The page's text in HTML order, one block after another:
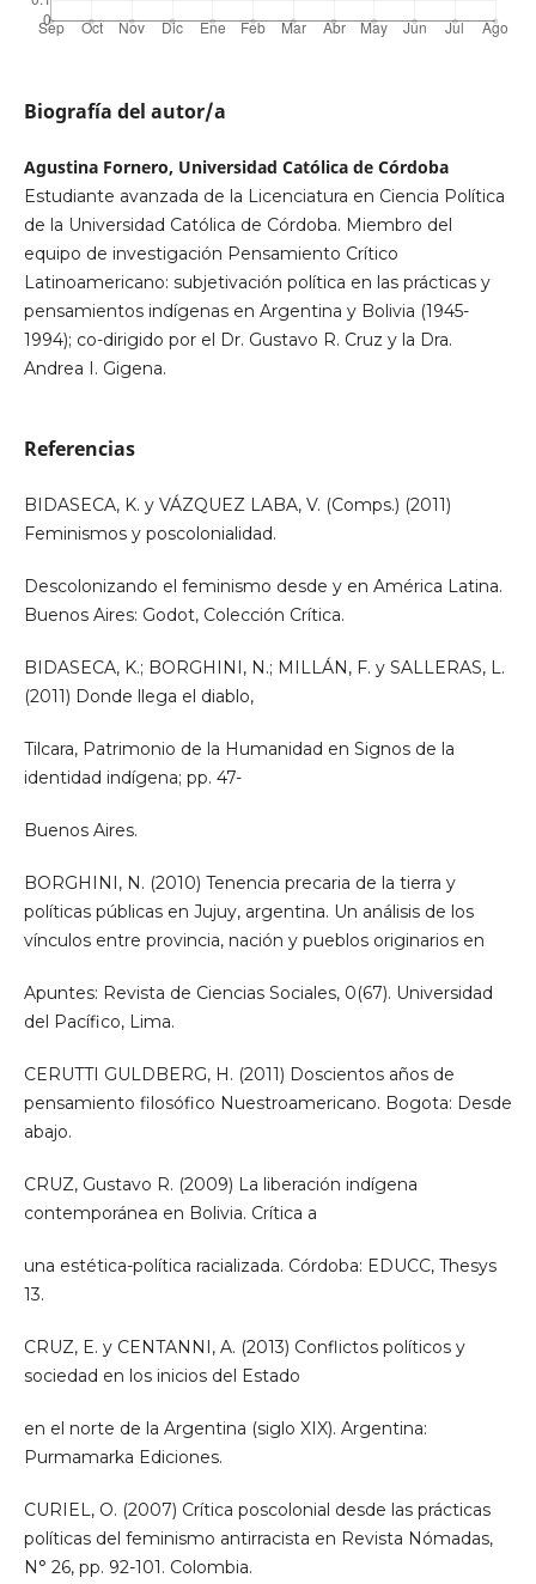
Biografía del autor/a
Agustina Fornero, Universidad Católica de Córdoba
Estudiante avanzada de la Licenciatura en Ciencia Política
de la Universidad Católica de Córdoba. Miembro del
equipo de investigación Pensamiento Crítico
Latinoamericano: subjetivación política en las prácticas y
pensamientos indígenas en Argentina y Bolivia (1945-
1994); co-dirigido por el Dr. Gustavo R. Cruz y la Dra.
Andrea I. Gigena.
Referencias
BIDASECA, K. y VÁZQUEZ LABA, V. (Comps.) (2011)
Feminismos y poscolonialidad.
Descolonizando el feminismo desde y en América Latina.
Buenos Aires: Godot, Colección Crítica.
BIDASECA, K.; BORGHINI, N.; MILLÁN, F. y SALLERAS, L.
(2011) Donde llega el diablo,
Tilcara, Patrimonio de la Humanidad en Signos de la
identidad indígena; pp. 47-
Buenos Aires.
BORGHINI, N. (2010) Tenencia precaria de la tierra y
políticas públicas en Jujuy, argentina. Un análisis de los
vínculos entre provincia, nación y pueblos originarios en
Apuntes: Revista de Ciencias Sociales, 0(67). Universidad
del Pacífico, Lima.
CERUTTI GULDBERG, H. (2011) Doscientos años de
pensamiento filosófico Nuestroamericano. Bogota: Desde
abajo.
CRUZ, Gustavo R. (2009) La liberación indígena
contemporánea en Bolivia. Crítica a
una estética-política racializada. Córdoba: EDUCC, Thesys
13.
CRUZ, E. y CENTANNI, A. (2013) Conflictos políticos y
sociedad en los inicios del Estado
en el norte de la Argentina (siglo XIX). Argentina:
Purmamarka Ediciones.
CURIEL, O. (2007) Crítica poscolonial desde las prácticas
políticas del feminismo antirracista en Revista Nómadas,
N° 26, pp. 92-101. Colombia.